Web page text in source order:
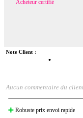
Acheteur certifié
Note Client :
Aucun commentaire du
Robuste prix envoi rapide